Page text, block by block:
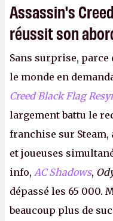
Assassin's
réussit son
Sans surprise, parce
le monde en
Creed Black Flag
largement battu le
franchise sur Steam,
et joueuses
info, AC Shadows,
dépassé les 65 000.
beaucoup plus de